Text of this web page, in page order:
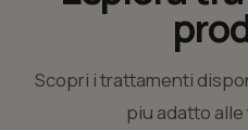
Scopri i trattamenti
piu adatto